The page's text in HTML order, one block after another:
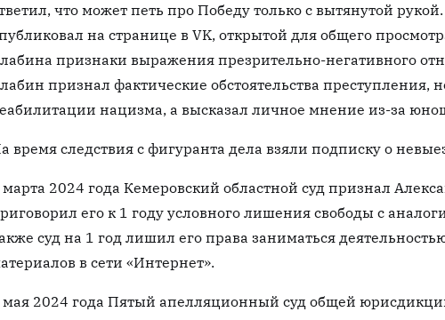
что может петь про Победу только с вытянутой
на странице в VK, открытой для общего
признаки выражения презрительно-негативного
признал фактические обстоятельства преступления,
нацизма, а высказал личное мнение из-за
время следствия с фигуранта дела взяли подписку о
марта 2024 года Кемеровский областной суд признал
его к 1 году условного лишения свободы с
суд на 1 год лишил его права заниматься
в сети «Интернет».
мая 2024 года Пятый апелляционный суд общей